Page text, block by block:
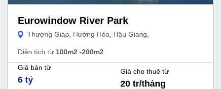
Eurowindow River Park
Thượng Giáp, Hướng Hóa, Hậu Giang,
Diện tích từ 100m2 -200m2
Giá bán từ
6 tỷ
Giá cho thuê từ
20 tr/tháng